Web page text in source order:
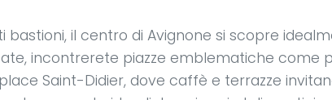
il centro di Avignone si scopre
incontrerete piazze emblematiche come
Saint-Didier, dove caffè e terrazze